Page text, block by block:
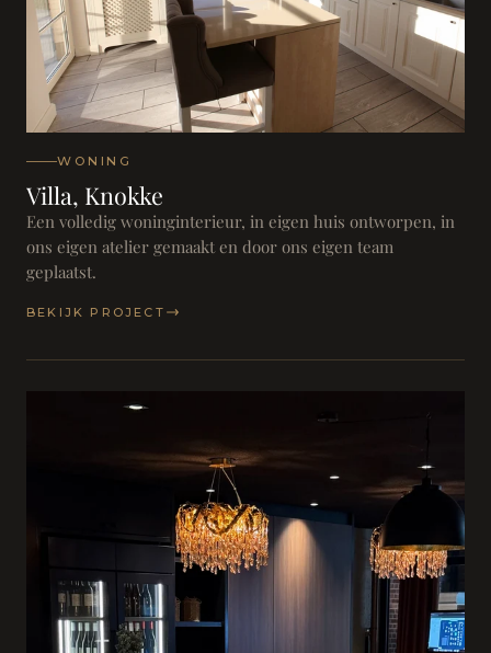
WONING
Villa, Knokke
Een volledig woninginterieur, in eigen huis ontworpen, in
ons eigen atelier gemaakt en door ons eigen team
geplaatst.
BEKIJK PROJECT